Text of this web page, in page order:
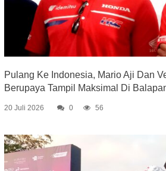
Pulang Ke Indonesia, Mario Aji Dan
Berupaya Tampil Maksimal Di
20 Juli 2026 0 56